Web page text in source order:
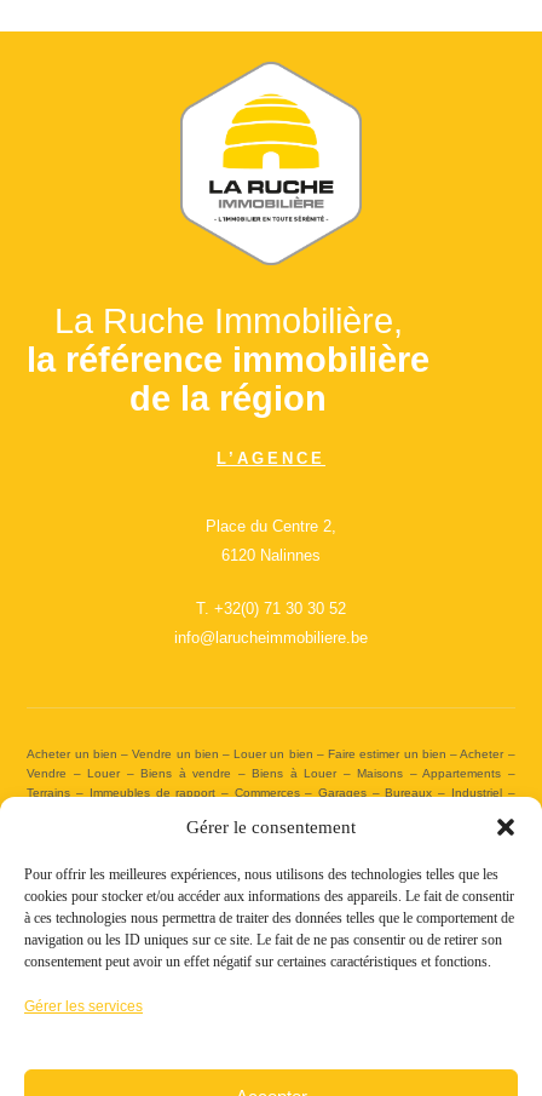
Gérer le consentement
Pour offrir les meilleures expériences, nous utilisons des technologies telles que les
cookies pour stocker et/ou accéder aux informations des appareils. Le fait de consentir
à ces technologies nous permettra de traiter des données telles que le comportement de
navigation ou les ID uniques sur ce site. Le fait de ne pas consentir ou de retirer son
consentement peut avoir un effet négatif sur certaines caractéristiques et fonctions.
Gérer les services
La Ruche Immobilière,
la référence immobilière
de la région
L’AGENCE
Place du Centre 2,
6120 Nalinnes
T. +32(0) 71 30 30 52
info@larucheimmobiliere.be
Acheter un bien – Vendre un bien – Louer un bien – Faire estimer un bien – Acheter –
Vendre – Louer – Biens à vendre – Biens à Louer – Maisons – Appartements –
Terrains – Immeubles de rapport – Commerces – Garages – Bureaux – Industriel –
Expertises immobilières – Agence immobilière – Agence familiale – Agence principale –
agréée IPI – Agence immobilière agréée par l’Institut Professionnel des Agents
Immobiliers – Code déontologie – Candidats acheteurs – Savoir-faire – Expertise –
Acheter – Vendre – Louer – Estimation gratuite – Estimation objective – Estimation
Réaliste – Estimer – Assister – Assistance juridique – Mise en avant de votre bien –
Affichage performant – Accompagnement – Gestion – Visites – Gestion des visites –
Négociation – Analyse – Rédaction – Valorisation de votre bien – Mise en vente – Mise
hypothécaire – PEB – Baux – Matrice et plans cadastraux – Permis – Droits
Agence immobilière agréée par l’Institut